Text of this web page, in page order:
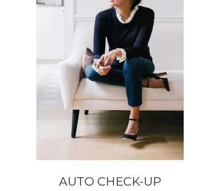
AUTO CHECK-UP